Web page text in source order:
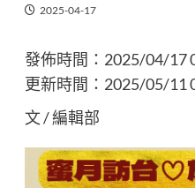
2025-04-17
發佈時間： 2025/04/17
更新時間： 2025/05/11
文 / 編輯部